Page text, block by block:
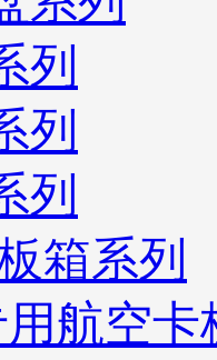
列
列
列
箱系列
用航空卡